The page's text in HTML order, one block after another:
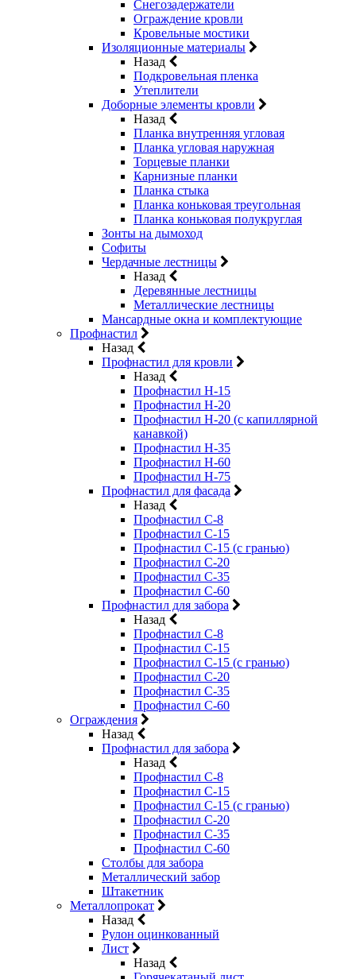
Снегозадержатели
Ограждение кровли
Кровельные мостики
Изоляционные материалы
Назад
Подкровельная пленка
Утеплители
Доборные элементы кровли
Назад
Планка внутренняя угловая
Планка угловая наружная
Торцевые планки
Карнизные планки
Планка стыка
Планка коньковая треугольная
Планка коньковая полукруглая
Зонты на дымоход
Софиты
Чердачные лестницы
Назад
Деревянные лестницы
Металлические лестницы
Мансардные окна и комплектующие
Профнастил
Назад
Профнастил для кровли
Назад
Профнастил Н-15
Профнастил Н-20
Профнастил Н-20 (с капиллярной
канавкой)
Профнастил Н-35
Профнастил Н-60
Профнастил Н-75
Профнастил для фасада
Назад
Профнастил С-8
Профнастил С-15
Профнастил С-15 (с гранью)
Профнастил С-20
Профнастил С-35
Профнастил С-60
Профнастил для забора
Назад
Профнастил С-8
Профнастил С-15
Профнастил С-15 (с гранью)
Профнастил С-20
Профнастил С-35
Профнастил С-60
Ограждения
Назад
Профнастил для забора
Назад
Профнастил С-8
Профнастил С-15
Профнастил С-15 (с гранью)
Профнастил С-20
Профнастил С-35
Профнастил С-60
Столбы для забора
Металлический забор
Штакетник
Металлопрокат
Назад
Рулон оцинкованный
Лист
Назад